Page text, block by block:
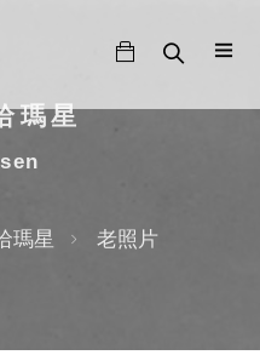
瑪星
瑪星 老照片